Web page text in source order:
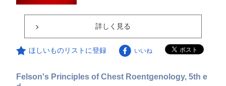
詳しく見る
ほしいものリストに登録 いいね
Felson's Principles of Chest Roentgenology, 5th e